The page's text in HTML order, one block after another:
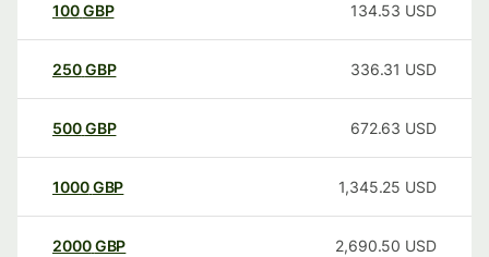
100GBP 134.53 USD
250GBP 336.31 USD
500GBP 672.63 USD
1000GBP 1,345.25 USD
2000GBP 2,690.50 USD